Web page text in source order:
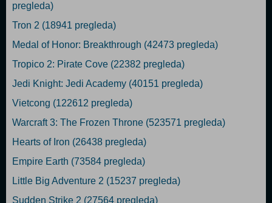
pregleda)
Tron 2 (18941 pregleda)
Medal of Honor: Breakthrough (42473 pregleda)
Tropico 2: Pirate Cove (22382 pregleda)
Jedi Knight: Jedi Academy (40151 pregleda)
Vietcong (122612 pregleda)
Warcraft 3: The Frozen Throne (523571 pregleda)
Hearts of Iron (26438 pregleda)
Empire Earth (73584 pregleda)
Little Big Adventure 2 (15237 pregleda)
Sudden Strike 2 (27564 pregleda)